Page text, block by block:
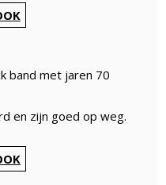
band met jaren 70
en zijn goed op weg.